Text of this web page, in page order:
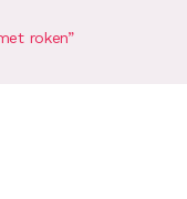
roken”